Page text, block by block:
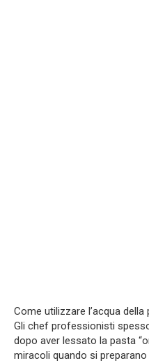
Come utilizzare l’acqua
Gli chef professionisti
dopo aver lessato la pasta
miracoli quando si